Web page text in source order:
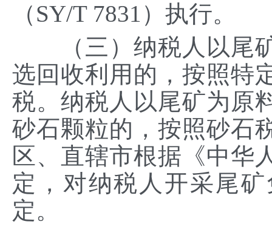
（SY/T 7831）执行。
（三）纳税人以尾矿
选回收利用的，按照特
税。纳税人以尾矿为原
砂石颗粒的，按照砂石
区、直辖市根据《中华
定，对纳税人开采尾
定。